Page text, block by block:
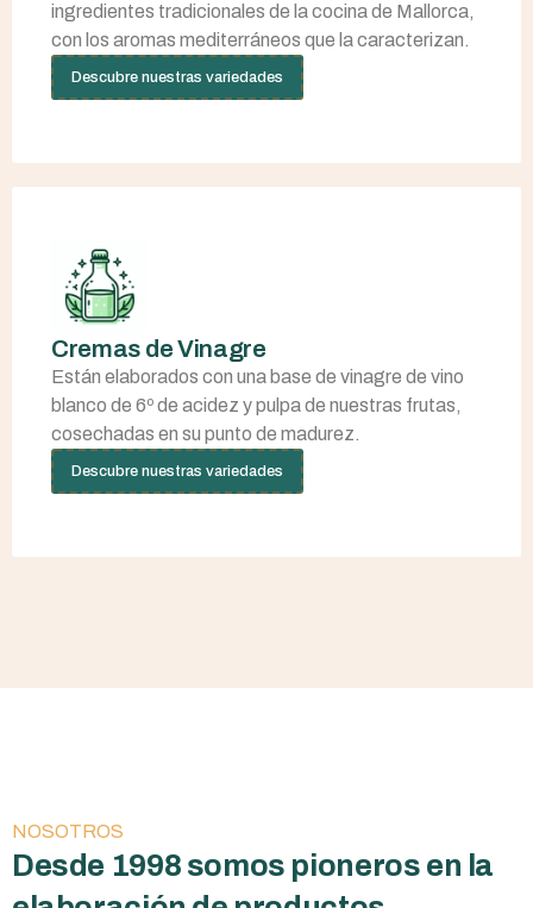
ingredientes tradicionales de la cocina de Mallorca,
con los aromas mediterráneos que la caracterizan.
Descubre nuestras variedades
Cremas de Vinagre
Están elaborados con una base de vinagre de vino
blanco de 6º de acidez y pulpa de nuestras frutas,
cosechadas en su punto de madurez.
Descubre nuestras variedades
NOSOTROS
Desde 1998 somos pioneros en la